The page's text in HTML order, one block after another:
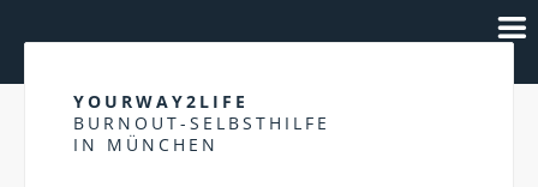
YOURWAY2LIFE
BURNOUT-SELBSTHILFE
IN MÜNCHEN